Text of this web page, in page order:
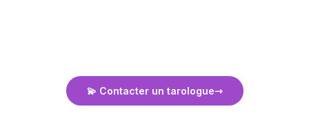
💫 Contacter un tarologue